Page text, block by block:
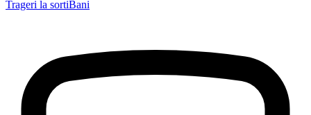
Trageri la sortiBani